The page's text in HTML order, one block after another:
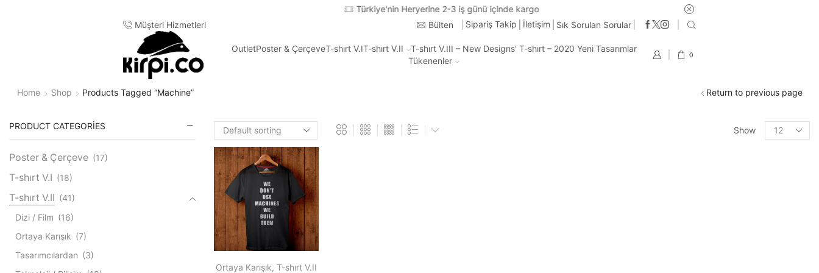
Türkiye'nin Heryerine 2-3 iş günü içinde kargo
Müşteri Hizmetleri
Bülten Sipariş Takip İletişim Sık Sorulan Sorular
OutletPoster & ÇerçeveT-shırt V.IT-shırt V.II
T-shırt V.III – New Designs’ T-shırt – 2020 Yeni Tasarımlar
Tükenenler
0
Home Shop Products Tagged “machine” Return to previous page
Show
Products
per
Ortaya Karışık, T-shırt V.II
PRODUCT CATEGORIES
Poster & Çerçeve (17)
T-shırt V.I (18)
T-shırt V.II (41)
Dizi / Film (16)
Ortaya Karışık (7)
Tasarımcılardan (3)